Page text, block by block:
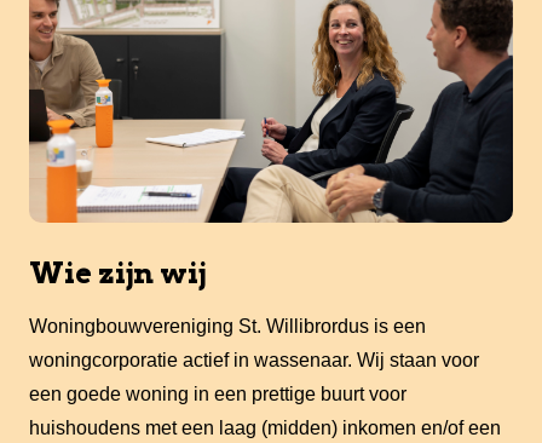
Wie zijn wij
Woningbouwvereniging St. Willibrordus is een
woningcorporatie actief in wassenaar. Wij staan voor
een goede woning in een prettige buurt voor
huishoudens met een laag (midden) inkomen en/of een